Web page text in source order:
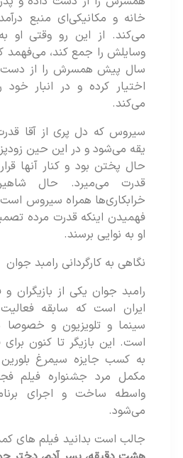
خانه و مکانیکی‌ای منبع درآمد
می‌کند. از این رو وقتی او به
وسایلش را جمع کند، می‌فهمد که
سال پیش همسرش را از دست
اختیار کرده و در انبار خود روغن
می‌کند.
سیروس که دل پری از آقا قدرت
یقه می‌شود و در این حین زودپز
حال پختن بود و کنار آنها قرار
قدرت می‌میرد. حال شاهین
خرابکاری‌ها همراه سیروس است، سر
فهمیدن اینکه قدرت مرده تصمیم
او به نوایی برسند.
نگاهی به کارگردانی رامبد جوان
رامبد جوان یکی از بازیگران و
ایران است که سابقه فعالیت
سینما و تلویزیون و خصوصا در
است. این بازیگر تا کنون برای فیلم
به کسب جایزه سیمرغ بلورین
مکمل مرد جشنواره فیلم فجر
واسطه ساخت و اجرای برنامه
می‌شود.
جالب است بدانید فیلم‌ های کمدی